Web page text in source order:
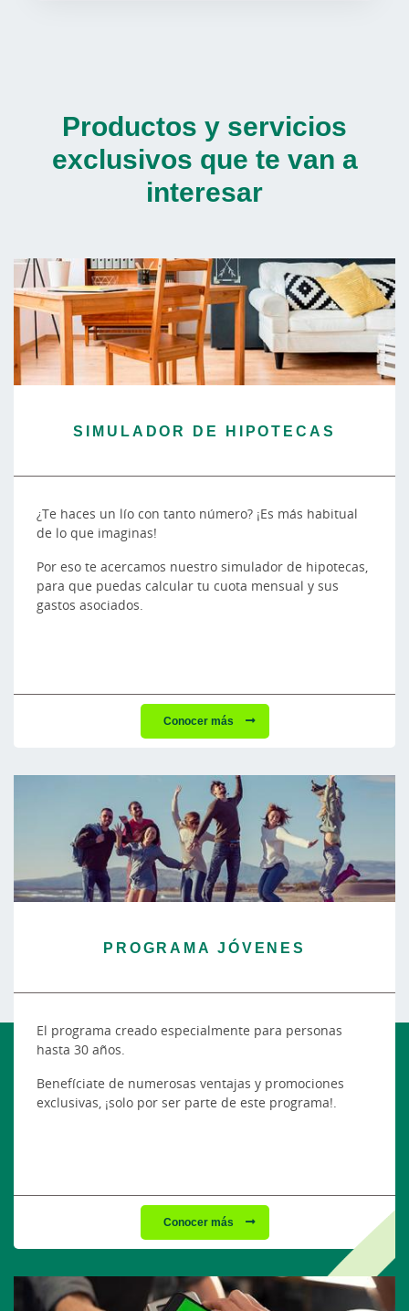
Productos y servicios
exclusivos que te van a
interesar
SIMULADOR DE HIPOTECAS
¿Te haces un lío con tanto número? ¡Es más habitual
de lo que imaginas!
Por eso te acercamos nuestro simulador de hipotecas,
para que puedas calcular tu cuota mensual y sus
gastos asociados.
Conocer más
PROGRAMA JÓVENES
El programa creado especialmente para personas
hasta 30 años.
Benefíciate de numerosas ventajas y promociones
exclusivas, ¡solo por ser parte de este programa!.
Conocer más